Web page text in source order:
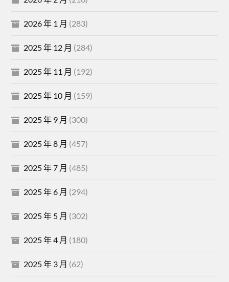
2026 年 1 月 (283)
2025 年 12 月 (284)
2025 年 11 月 (192)
2025 年 10 月 (159)
2025 年 9 月 (300)
2025 年 8 月 (457)
2025 年 7 月 (485)
2025 年 6 月 (294)
2025 年 5 月 (302)
2025 年 4 月 (180)
2025 年 3 月 (62)